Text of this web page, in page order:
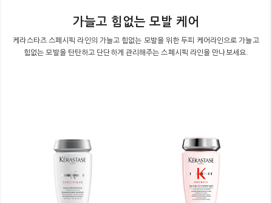
가늘고 힘없는 모발 케어
케라스타즈 스페시픽 라인의 가늘고 힘없는 모발을 위한 두피 케어라인으로 가늘고
힘없는 모발을 탄탄하고 단단하게 관리해주는 스페시픽 라인을 만나보세요.